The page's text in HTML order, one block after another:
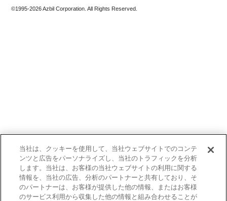
©1995-2026 Azbil Corporation. All Rights Reserved.
当社は、クッキーを使用して、当社ウェブサイトでのコンテ
ンツと広告をパーソナライズし、当社のトラフィックを分析
します。当社は、お客様の当社ウェブサイトの利用に関する
情報を、当社の広告、分析のパートナーと共有しており、そ
のパートナーは、お客様が提供した他の情報、またはお客様
のサービス利用から収集した他の情報と組み合わせることが